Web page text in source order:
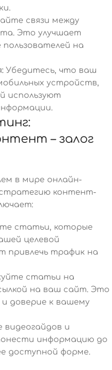
связи между
Это улучшает
на
Убедитесь, что ваш
устройств,
используют
– залог
в мире онлайн-
контент-
статьи, которые
целевой
привлечь трафик на
статьи на
на ваш сайт. Это
доверие к вашему
видеогайдов и
информацию до
доступной форме.